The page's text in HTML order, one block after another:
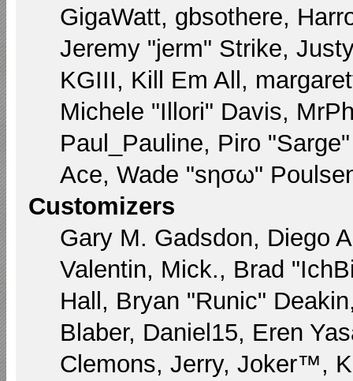
GigaWatt, gbsothere,
Jeremy "jerm" Strike,
KGIII, Kill Em All,
Michele "Illori" Davis,
Paul_Pauline, Piro
Ace, Wade "sησω"
Customizers
Gary M. Gadsdon, Diego
Valentin, Mick., Brad
Hall, Bryan "Runic"
Blaber, Daniel15, Eren
Clemons, Jerry, Joker™,